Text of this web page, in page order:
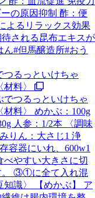
つるっといけちゃ
料〉